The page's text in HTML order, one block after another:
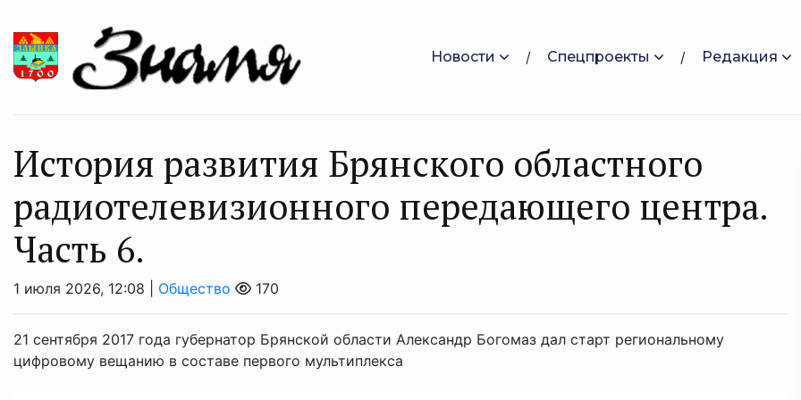
Новости Спецпроекты Редакция
История развития Брянского областного
радиотелевизионного передающего центра.
Часть 6.
1 июля 2026, 12:08 | Общество 170
21 сентября 2017 года губернатор Брянской области Александр Богомаз дал старт региональному
цифровому вещанию в составе первого мультиплекса